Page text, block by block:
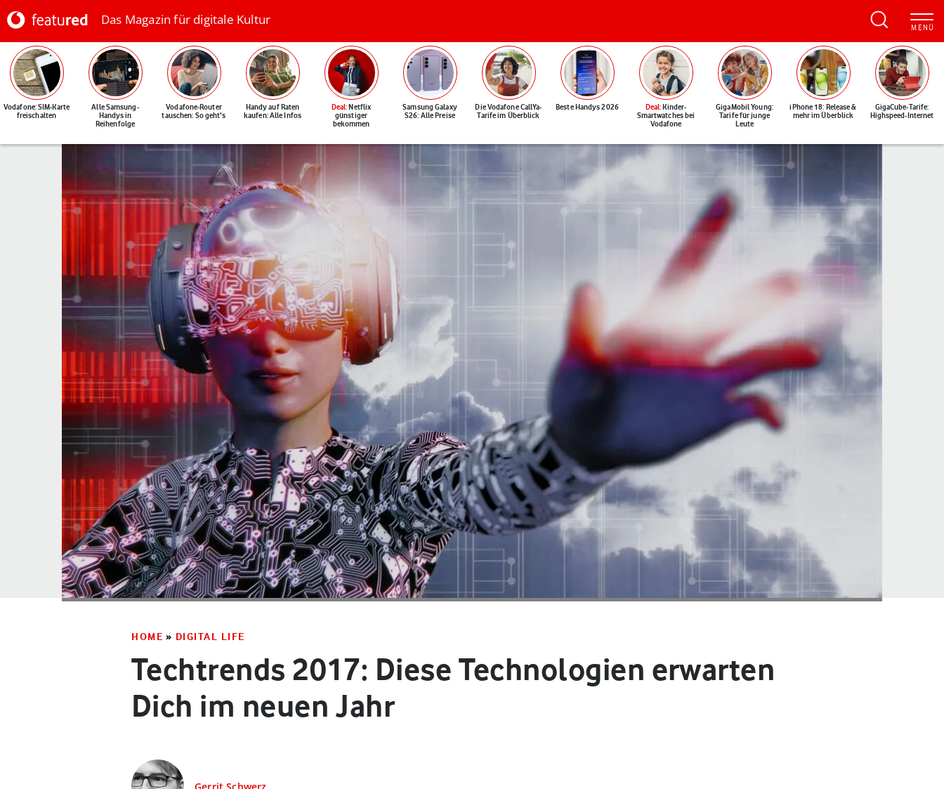
Das Magazin für digitale Kultur
Vodafone: SIM-Karte
freischalten
Alle Samsung-
Handys in
Reihenfolge
Vodafone-Router
tauschen: So geht's
Handy auf Raten
kaufen: Alle Infos
Deal: Netflix
günstiger
bekommen
Samsung Galaxy
S26: Alle Preise
Die Vodafone CallYa-
Tarife im Überblick
Beste Handys 2026 Deal: Kinder-
Smartwatches bei
Vodafone
GigaMobil Young:
Tarife für junge
Leute
iPhone 18: Release &
mehr im Überblick
GigaCube-Tarife:
Highspeed-Internet
HOME » DIGITAL LIFE
Techtrends 2017: Diese Technologien erwarten
Dich im neuen Jahr